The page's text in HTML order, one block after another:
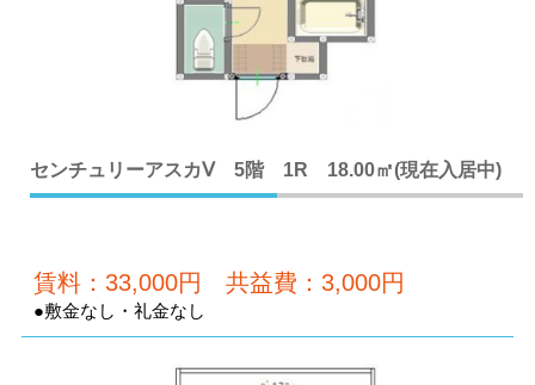
センチュリーアスカⅤ 5階 1R 18.00㎡(現在入居中)
賃料：33,000円 共益費：3,000円
●敷金なし・礼金なし